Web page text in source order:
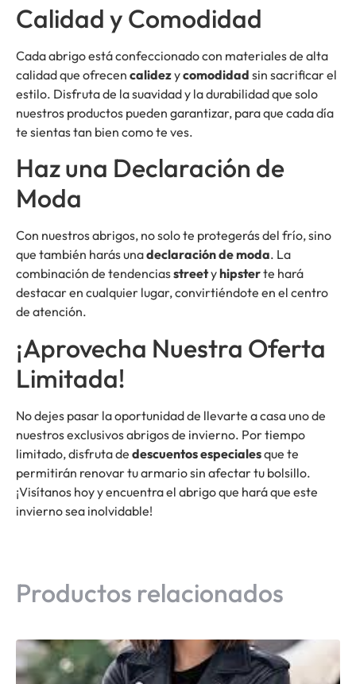
Calidad y Comodidad
Cada abrigo está confeccionado con materiales de alta
calidad que ofrecen calidezycomodidad sin sacrificar el
estilo. Disfruta de la suavidad y la durabilidad que solo
nuestros productos pueden garantizar, para que cada día
te sientas tan bien como te ves.
Haz una Declaración de
Moda
Con nuestros abrigos, no solo te protegerás del frío, sino
que también harás unadeclaración de moda. La
combinación de tendenciasstreetyhipsterte hará
destacar en cualquier lugar, convirtiéndote en el centro
de atención.
¡Aprovecha Nuestra Oferta
Limitada!
No dejes pasar la oportunidad de llevarte a casa uno de
nuestros exclusivos abrigos de invierno. Por tiempo
limitado, disfruta de descuentos especialesque te
permitirán renovar tu armario sin afectar tu bolsillo.
¡Visítanos hoy y encuentra el abrigo que hará que este
invierno sea inolvidable!
Productos relacionados